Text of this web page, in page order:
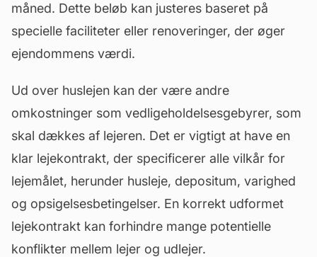
måned. Dette beløb kan justeres baseret på
specielle faciliteter eller renoveringer, der øger
ejendommens værdi.
Ud over huslejen kan der være andre
omkostninger som vedligeholdelsesgebyrer, som
skal dækkes af lejeren. Det er vigtigt at have en
klar lejekontrakt, der specificerer alle vilkår for
lejemålet, herunder husleje, depositum, varighed
og opsigelsesbetingelser. En korrekt udformet
lejekontrakt kan forhindre mange potentielle
konflikter mellem lejer og udlejer.